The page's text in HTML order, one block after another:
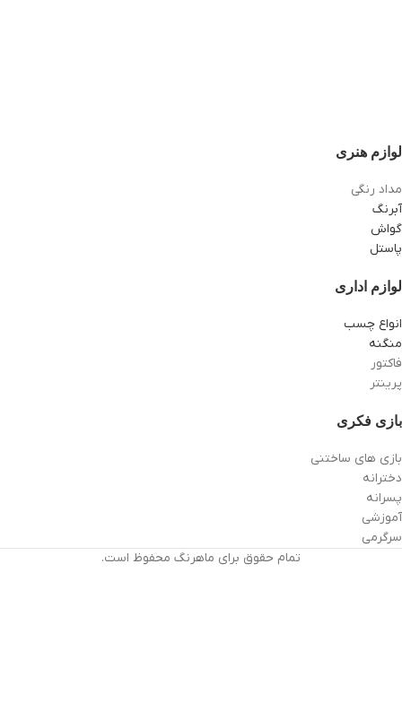
لوازم هنری
مداد رنگی
آبرنگ
گواش
پاستل
لوازم اداری
انواع چسب
منگنه
فاکتور
پرینتر
بازی فکری
بازی های ساختنی
دخترانه
پسرانه
آموزشی
سرگرمی
تمام حقوق برای ماهرنگ محفوظ است.